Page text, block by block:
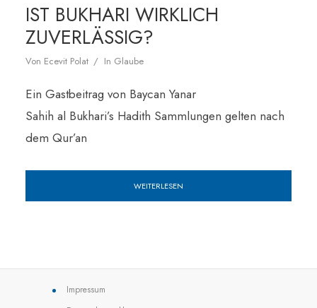
IST BUKHARI WIRKLICH
ZUVERLÄSSIG?
Von Ecevit Polat In Glaube
Ein Gastbeitrag von Baycan Yanar
Sahih al Bukhari’s Hadith Sammlungen gelten nach
dem Qur’an
WEITERLESEN
Impressum